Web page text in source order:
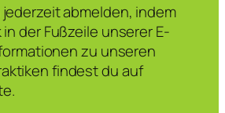
abmelden, indem
der Fußzeile unserer E-
zu unseren
findest du auf